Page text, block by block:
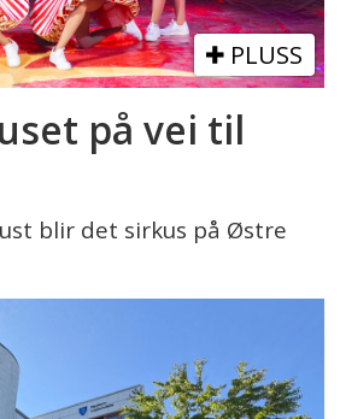
PLUSS
på vei til
blir det sirkus på Østre